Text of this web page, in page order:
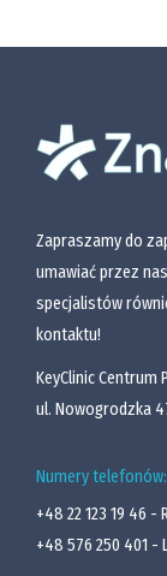
Zapraszamy do
umawiać przez
specjalistów
kontaktu!
KeyClinic Centrum
ul. Nowogrodzka
Numery telefonów:
+48 22 123 19 46 -
+48 576 250 401 -